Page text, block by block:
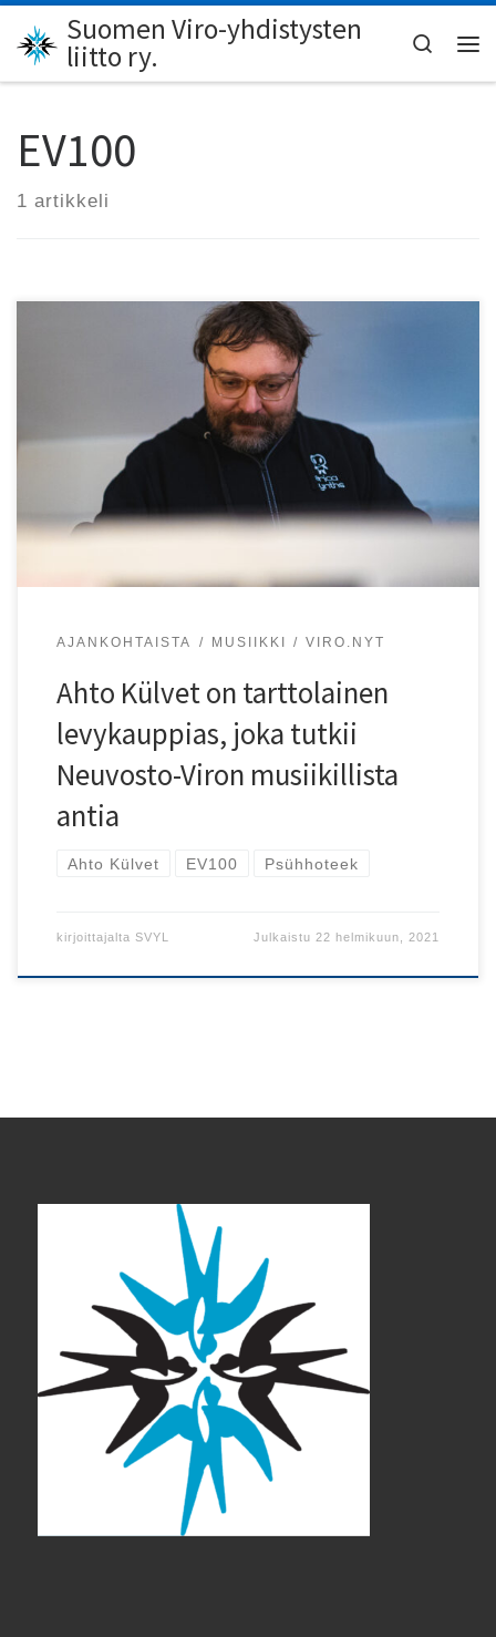
Skip to content
Suomen Viro-yhdistysten
liitto ry.
Search
EV100
1 artikkeli
Kuuntele Ahton tekemä Viron itsenäisyyspäivän äänite!
AJANKOHTAISTA MUSIIKKI VIRO.NYT
Ahto Külvet on tarttolainen
levykauppias, joka tutkii
Neuvosto-Viron musiikillista
antia
Ahto Külvet EV100 Psühhoteek
kirjoittajalta SVYL Julkaistu 22 helmikuun, 2021